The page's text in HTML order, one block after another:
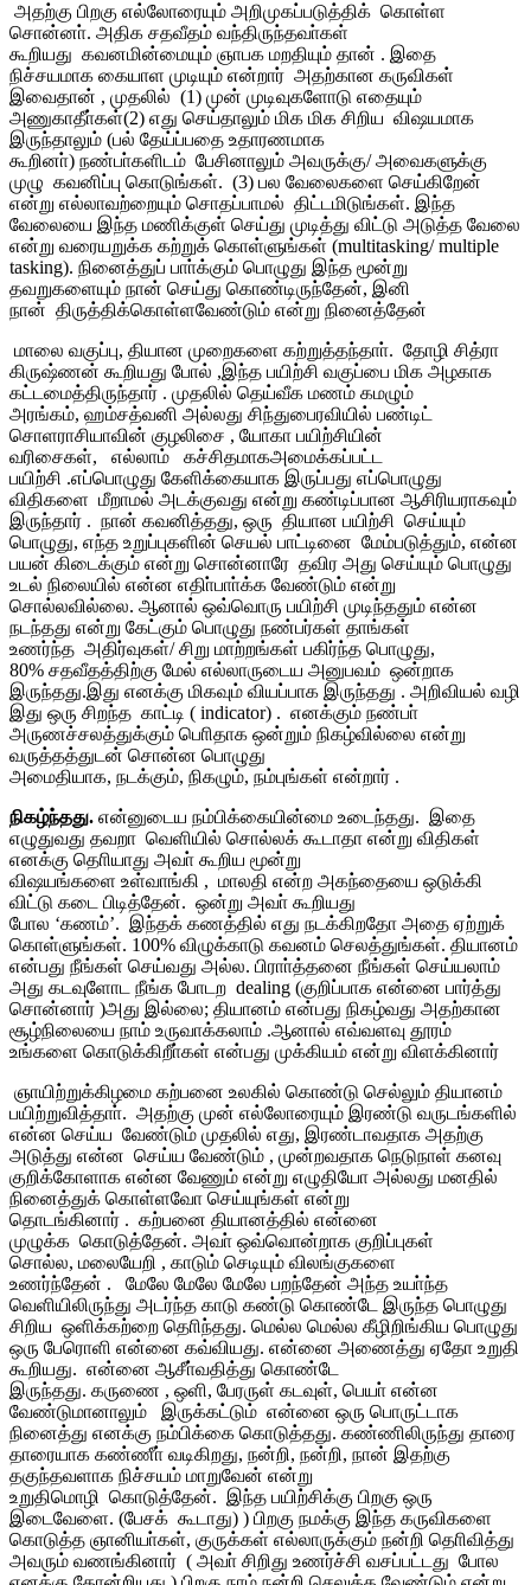
அதற்கு பிறகு எல்லோரையும் அறிமுகப்படுத்திக் கொள்ள
சொன்னா். அதிக சதவீதம் வந்திருந்தவா்கள்
கூறியது கவனமின்மையும் ஞாபக மறதியும் தான் . இதை
நிச்சயமாக கையாள முடியும் என்றார் அதற்கான கருவிகள்
இவைதான் , முதலில் (1) முன் முடிவுகளோடு எதையும்
அணுகாதீா்கள்(2) எது செய்தாலும் மிக மிக சிறிய விஷயமாக
இருந்தாலும் (பல் தேய்ப்பதை உதாரணமாக
கூறினா்) நண்பா்களிடம் பேசினாலும் அவருக்கு/ அவைகளுக்கு
முழு கவனிப்பு கொடுங்கள். (3) பல வேலைகளை செய்கிறேன்
என்று எல்லாவற்றையும் சொதப்பாமல் திட்டமிடுங்கள். இந்த
வேலையை இந்த மணிக்குள் செய்து முடித்து விட்டு அடுத்த வேலை
என்று வரையறுக்க கற்றுக் கொள்ளுங்கள் (multitasking/ multiple
tasking). நினைத்துப் பாா்க்கும் பொழுது இந்த மூன்று
தவறுகளையும் நான் செய்து கொண்டிருந்தேன், இனி
நான் திருத்திக்கொள்ளவேண்டும் என்று நினைத்தேன்
மாலை வகுப்பு, தியான முறைகளை கற்றுத்தந்தாா். தோழி சித்ரா
கிருஷ்ணன் கூறியது போல் ,இந்த பயிற்சி வகுப்பை மிக அழகாக
கட்டமைத்திருந்தார் . முதலில் தெய்வீக மணம் கமழும்
அரங்கம், ஹம்சத்வனி அல்லது சிந்துபைரவியில் பண்டிட்
சொளராசியாவின் குழலிசை , யோகா பயிற்சியின்
வரிசைகள், எல்லாம் கச்சிதமாகஅமைக்கப்பட்ட
பயிற்சி .எப்பொழுது கேளிக்கையாக இருப்பது எப்பொழுது
விதிகளை மீறாமல் அடக்குவது என்று கண்டிப்பான ஆசிரியராகவும்
இருந்தார் . நான் கவனித்தது, ஒரு தியான பயிற்சி செய்யும்
பொழுது, எந்த உறுப்புகளின் செயல் பாட்டினை மேம்படுத்தும், என்ன
பயன் கிடைக்கும் என்று சொன்னாரே தவிர அது செய்யும் பொழுது
உடல் நிலையில் என்ன எதிா்பாா்க்க வேண்டும் என்று
சொல்லவில்லை. ஆனால் ஒவ்வொரு பயிற்சி முடிந்ததும் என்ன
நடந்தது என்று கேட்கும் பொழுது நண்பர்கள் தாங்கள்
உணர்ந்த அதிர்வுகள்/ சிறு மாற்றங்கள் பகிர்ந்த பொழுது,
80% சதவீதத்திற்கு மேல் எல்லாருடைய அனுபவம் ஒன்றாக
இருந்தது.இது எனக்கு மிகவும் வியப்பாக இருந்தது . அறிவியல் வழி
இது ஒரு சிறந்த காட்டி ( indicator) . எனக்கும் நண்பா்
அருணச்சலத்துக்கும் பொிதாக ஒன்றும் நிகழ்வில்லை என்று
வருத்தத்துடன் சொன்ன பொழுது
அமைதியாக, நடக்கும், நிகழும், நம்புங்கள் என்றார் .
நிகழ்ந்தது. என்னுடைய நம்பிக்கையின்மை உடைந்தது. இதை
எழுதுவது தவறா வெளியில் சொல்லக் கூடாதா என்று விதிகள்
எனக்கு தொியாது அவா் கூறிய மூன்று
விஷயங்களை உள்வாங்கி , மாலதி என்ற அகந்தையை ஒடுக்கி
விட்டு கடை பிடித்தேன். ஒன்று அவா் கூறியது
போல ‘௧ணம்’. இந்தக் கணத்தில் எது நடக்கிறதோ அதை ஏற்றுக்
கொள்ளுங்கள். 100% விழுக்காடு கவனம் செலத்துங்கள். தியானம்
என்பது நீங்கள் செய்வது அல்ல. பிராா்த்தனை நீங்கள் செய்யலாம்
அது கடவுளோட நீங்க போடற dealing (குறிப்பாக என்னை பார்த்து
சொன்னார் )அது இல்லை; தியானம் என்பது நிகழ்வது அதற்கான
சூழ்நிலையை நாம் உருவாக்கலாம் .ஆனால் எவ்வளவு தூரம்
உங்களை கொடுக்கிறீா்கள் என்பது முக்கியம் என்று விளக்கினார்
ஞாயிற்றுக்கிழமை கற்பனை உலகில் கொண்டு செல்லும் தியானம்
பயிற்றுவித்தாா். அதற்கு முன் எல்லோரையும் இரண்டு வருடங்களில்
என்ன செய்ய வேண்டும் முதலில் எது, இரண்டாவதாக அதற்கு
அடுத்து என்ன செய்ய வேண்டும் , முன்றவதாக நெடுநாள் கனவு
குறிக்கோளாக என்ன வேணும் என்று எழுதியோ அல்லது மனதில்
நினைத்துக் கொள்ளவோ செய்யுங்கள் என்று
தொடங்கினார் . கற்பனை தியானத்தில் என்னை
முழுக்க கொடுத்தேன். அவா் ஒவ்வொன்றாக குறிப்புகள்
சொல்ல, மலையேறி , காடும் செடியும் விலங்குகளை
உணர்ந்தேன் . மேலே மேலே மேலே பறந்தேன் அந்த உயா்ந்த
வெளியிலிருந்து அடர்ந்த காடு கண்டு கொண்டே இருந்த பொழுது
சிறிய ஒளிக்கற்றை தொிந்தது. மெல்ல மெல்ல கீழிறிங்கிய பொழுது
ஒரு பேரொளி என்னை கவ்வியது. என்னை அணைத்து ஏதோ உறுதி
கூறியது. என்னை ஆசீா்வதித்து கொண்டே
இருந்தது. கருணை , ஒளி, பேரருள் கடவுள், பெயா் என்ன
வேண்டுமானாலும் இருக்கட்டும் என்னை ஒரு பொருட்டாக
நினைத்து எனக்கு நம்பிக்கை கொடுத்தது. கண்ணிலிருந்து தாரை
தாரையாக கண்ணீா் வடிகிறது, நன்றி, நன்றி, நான் இதற்கு
தகுந்தவளாக நிச்சயம் மாறுவேன் என்று
உறுதிமொழி கொடுத்தேன். இந்த பயிற்சிக்கு பிறகு ஒரு
இடைவேளை. (பேசக் கூடாது) ) பிறகு நமக்கு இந்த கருவிகளை
கொடுத்த ஞானியா்கள், குருக்கள் எல்லாருக்கும் நன்றி தொிவித்து
அவரும் வணங்கினார் ( அவா் சிறிது உணர்ச்சி வசப்பட்டது போல